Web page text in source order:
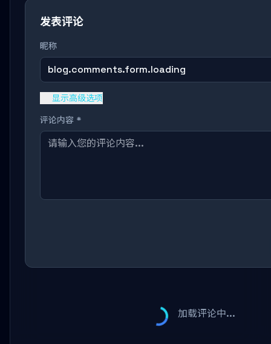
发表评论
昵称
blog.comments.form.loading
显示高级选项
评论内容 *
加载评论中...